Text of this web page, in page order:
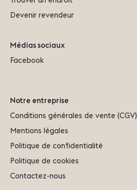
Devenir revendeur
Médias sociaux
Facebook
Notre entreprise
Conditions générales de vente (CGV)
Mentions légales
Politique de confidentialité
Politique de cookies
Contactez-nous